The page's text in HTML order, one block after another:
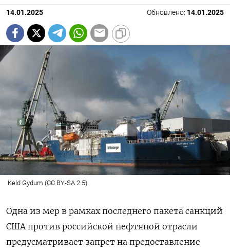
14.01.2025 Обновлено: 14.01.2025
Keld Gydum (CC BY-SA 2.5)
Одна из мер в рамках последнего пакета санкций
США против российской нефтяной отрасли
предусматривает запрет на предоставление